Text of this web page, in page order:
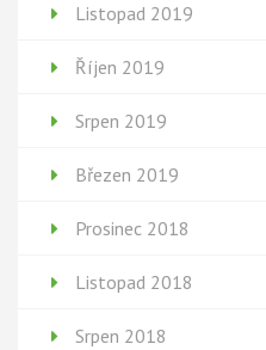
Listopad 2019
Říjen 2019
Srpen 2019
Březen 2019
Prosinec 2018
Listopad 2018
Srpen 2018